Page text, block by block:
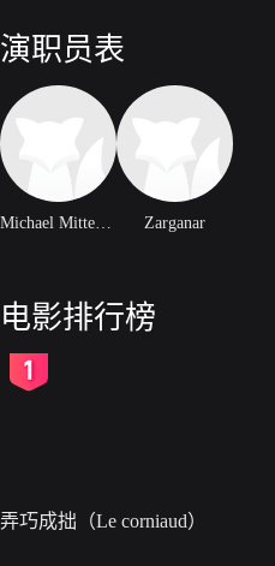
演职员表
Michael Mittermeier Zarganar
电影排行榜
弄巧成拙（Le corniaud）